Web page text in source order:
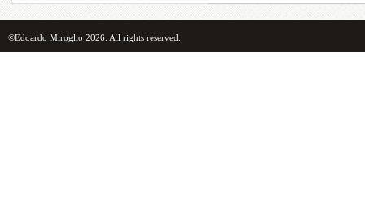
©Edoardo Miroglio 2026. All rights reserved.